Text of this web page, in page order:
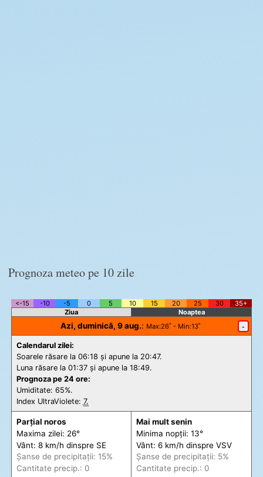
Prognoza meteo pe 10 zile
<-15 -10 -5 0 5 10 15 20 25 30
35+
Ziua
Noaptea
Azi, duminică, 9 aug.: Max:26˚ - Min:13˚ -
Calendarul zilei:
Soarele răsare la 06:18 și apune la 20:47.
Luna răsare la 01:37 și apune la 18:49.
Prognoza pe 24 ore:
Umiditate: 65%.
Index UltraViolete: 7.
Parțial noros
Maxima zilei: 26°
Vânt: 8 km/h dinspre SE
Șanse de precipitații: 15%
Cantitate precip.: 0
Mai mult senin
Minima nopții: 13°
Vânt: 6 km/h dinspre VSV
Șanse de precipitații: 5%
Cantitate precip.: 0